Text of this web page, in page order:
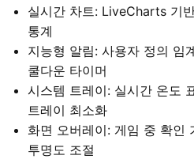
실시간 차트: LiveCharts 기
통계
지능형 알림: 사용자 정의 임
쿨다운 타이머
시스템 트레이: 실시간 온도
트레이 최소화
화면 오버레이: 게임 중 확인
투명도 조절